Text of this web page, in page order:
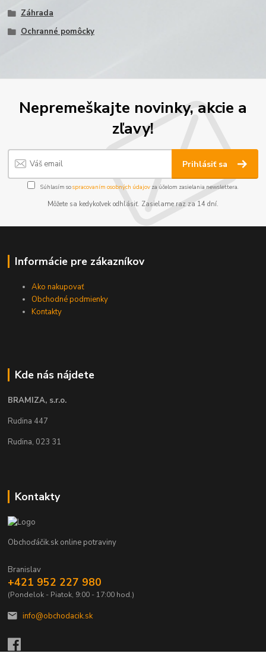
Záhrada
Ochranné pomôcky
Nepremeškajte novinky, akcie a
zľavy!
Prihlásiť sa
Súhlasím sospracovaním osobných údajov za účelom zasielania newslettera.
Môžete sa kedykoľvek odhlásiť. Zasielame raz za 14 dní.
Informácie pre zákazníkov
Ako nakupovať
Obchodné podmienky
Kontakty
Kde nás nájdete
BRAMIZA, s.r.o.
Rudina 447
Rudina, 023 31
Kontakty
Obchoďáčik.sk online potraviny
Branislav
+421 952 227 980
(Pondelok - Piatok, 9:00 - 17:00 hod.)
info@obchodacik.sk